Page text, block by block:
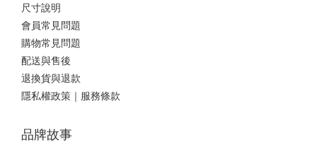
尺寸說明
會員常見問題
購物常見問題
配送與售後
退換貨與退款
隱私權政策｜服務條款
品牌故事